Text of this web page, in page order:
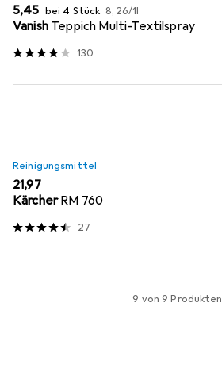
EUR
5,45 bei 4 Stück EUR
8,26/1l
Vanish Teppich Multi-Textilspray
130
Reinigungsmittel
EUR
21,97
KärcherRM 760
27
9 von 9 Produkten